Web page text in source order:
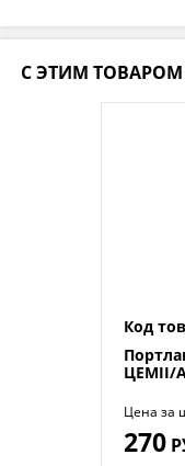
С ЭТИМ ТОВАРОМ
Код
ЦЕМII/
Цена за
270